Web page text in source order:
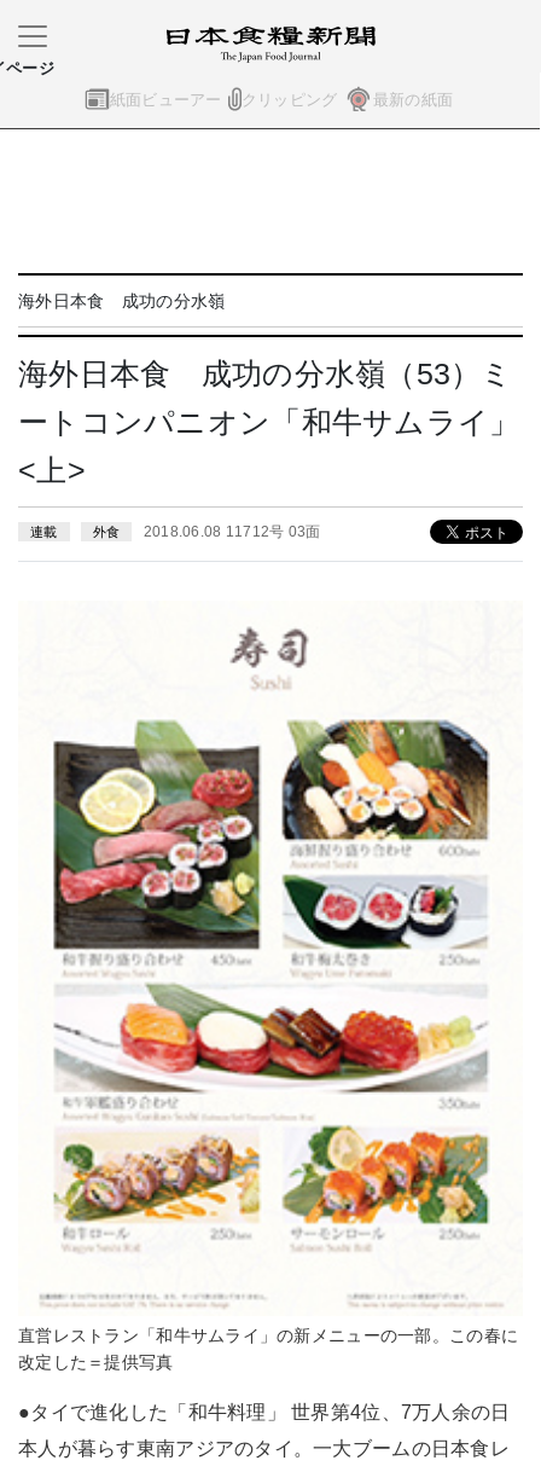
紙面ビューアー クリッピング 最新の紙面
ページ
海外日本食 成功の分水嶺
海外日本食 成功の分水嶺（53）ミ
ートコンパニオン「和牛サムライ」
<上>
連載 外食 2018.06.08 11712号 03面
直営レストラン「和牛サムライ」の新メニューの一部。この春に
改定した＝提供写真
●タイで進化した「和牛料理」 世界第4位、7万人余の日
本人が暮らす東南アジアのタイ。一大ブームの日本食レ